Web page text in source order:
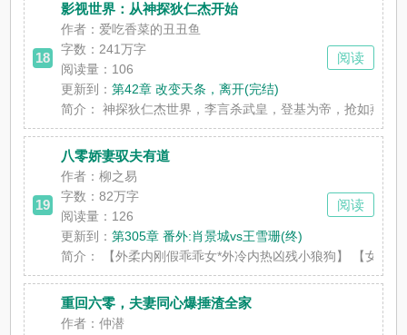
18
影视世界：从神探狄仁杰开始
作者：爱吃香菜的丑丑鱼
字数： 241万字
阅读量：106
更新到：第42章 改变天条，离开(完结)
简介：
神探狄仁杰世界，李言杀武皇，登基为帝，抢如燕当
阅读
19
八零娇妻驭夫有道
作者：柳之易
字数：82万字
阅读量：126
更新到：第305章 番外:肖景城vs王雪珊(终)
简介：
【外柔内刚假乖乖女*外冷内热凶残小狼狗】 【女撩
阅读
重回六零，夫妻同心爆捶渣全家
作者：仲潜